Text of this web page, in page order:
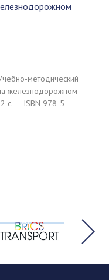
методический
железнодорожном
c. – ISBN 978-5-